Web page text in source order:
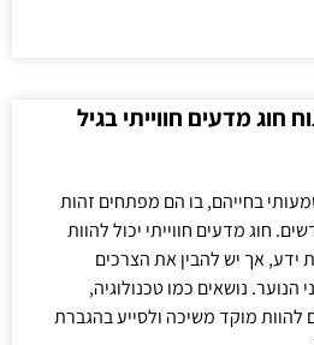
חוג מדעים חווייתי בגיל
בחייהם, בו הם מפתחים זהות
חוג מדעים חווייתי יכול להוות
אך יש להבין את הצרכים
הנוער. נושאים כמו טכנולוגיה,
להוות מוקד משיכה ולסייע בהגברת